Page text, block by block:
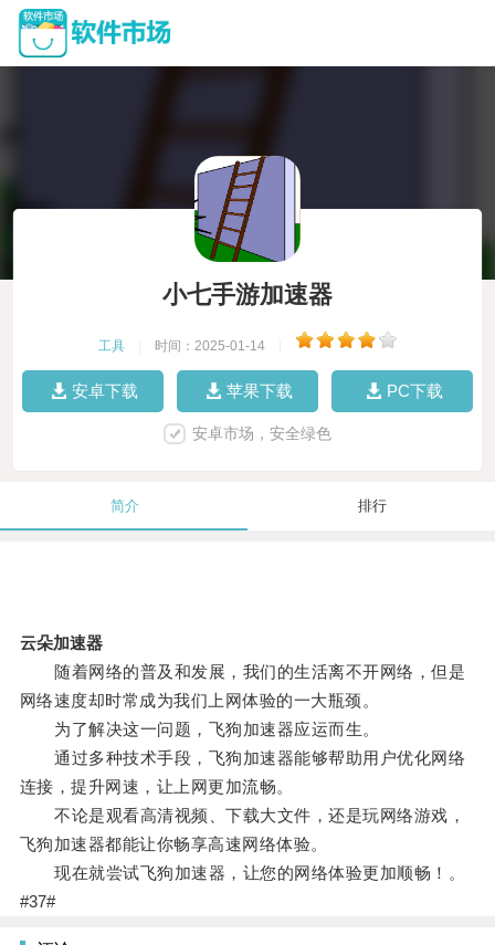
小七手游加速器
工具 时间：2025-01-14
安卓下载 苹果下载 PC下载
安卓市场，安全绿色
简介 排行
云朵加速器
随着网络的普及和发展，我们的生活离不开网络，但是
网络速度却时常成为我们上网体验的一大瓶颈。
为了解决这一问题，飞狗加速器应运而生。
通过多种技术手段，飞狗加速器能够帮助用户优化网络
连接，提升网速，让上网更加流畅。
不论是观看高清视频、下载大文件，还是玩网络游戏，
飞狗加速器都能让你畅享高速网络体验。
现在就尝试飞狗加速器，让您的网络体验更加顺畅！。
#37#